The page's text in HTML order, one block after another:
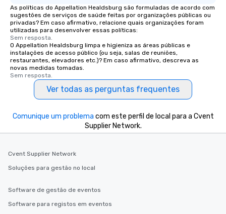
As políticas do Appellation Healdsburg são formuladas de acordo com
sugestões de serviços de saúde feitas por organizações públicas ou
privadas? Em caso afirmativo, relacione quais organizações foram
utilizadas para desenvolver essas políticas:
Sem resposta.
O Appellation Healdsburg limpa e higieniza as áreas públicas e
instalações de acesso público (ou seja, salas de reuniões,
restaurantes, elevadores etc.)? Em caso afirmativo, descreva as
novas medidas tomadas.
Sem resposta.
Ver todas as perguntas frequentes
Comunique um problema com este perfil de local para a Cvent
Supplier Network.
Cvent Supplier Network
Soluções para gestão no local
Software de gestão de eventos
Software para registos em eventos